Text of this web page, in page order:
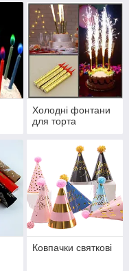
Холодні фонтани
для торта
Ковпачки святкові